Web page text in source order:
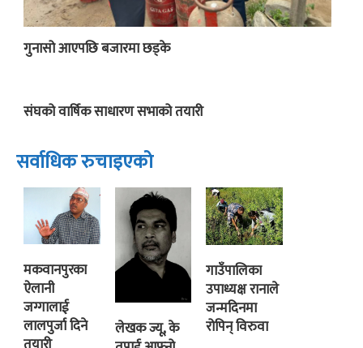
गुनासो आएपछि बजारमा छड्के
संघको वार्षिक साधारण सभाको तयारी
सर्वाधिक रुचाइएको
मकवानपुरका
ऐलानी
जग्गालाई
लालपुर्जा दिने
लेखक ज्यू, के
गाउँपालिका
उपाध्यक्ष रानाले
जन्मदिनमा
रोपिन् विरुवा